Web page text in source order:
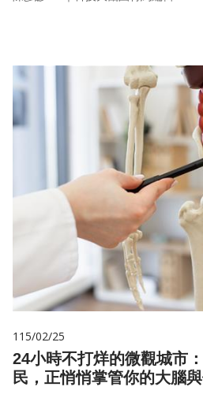
115/02/25
24小時不打烊的微觀城市
民，正悄悄掌管你的大腦